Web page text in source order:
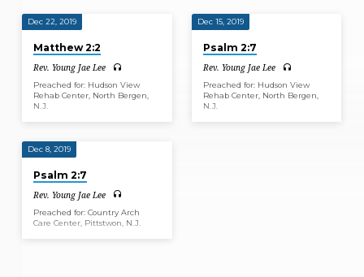
Christmas
2019
Dec 22, 2019
Matthew 2:2
Rev. Young Jae Lee
Preached for: Hudson View
Rehab Center, North Bergen,
N.J.
Dec 15, 2019
Psalm 2:7
Rev. Young Jae Lee
Preached for: Hudson View
Rehab Center, North Bergen,
N.J.
Dec 8, 2019
Psalm 2:7
Rev. Young Jae Lee
Preached for: Country Arch
Care Center, Pittstwon, N.J.